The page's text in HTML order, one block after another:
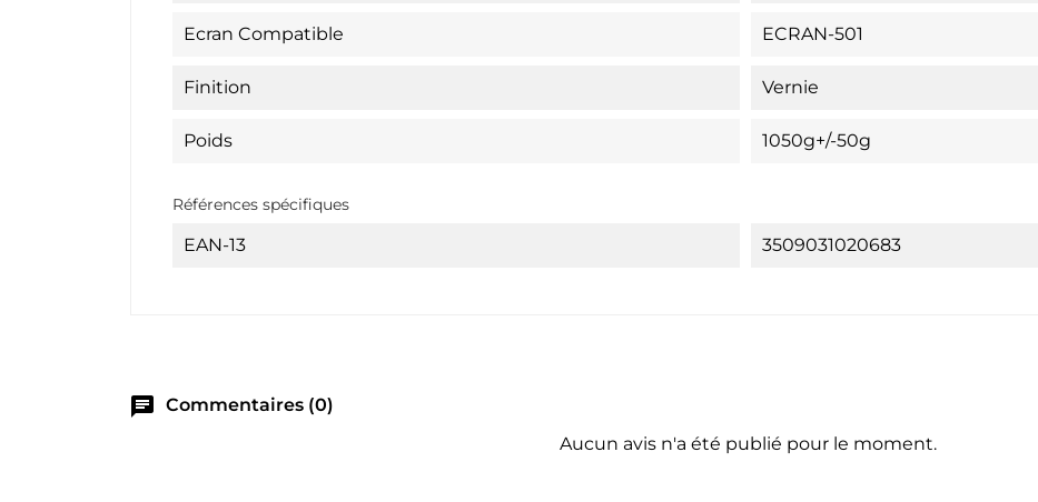
Ecran Compatible ECRAN-501
Finition Vernie
Poids 1050g+/-50g
Références spécifiques
EAN-13 3509031020683
chat Commentaires (0)
Aucun avis n'a été publié pour le moment.